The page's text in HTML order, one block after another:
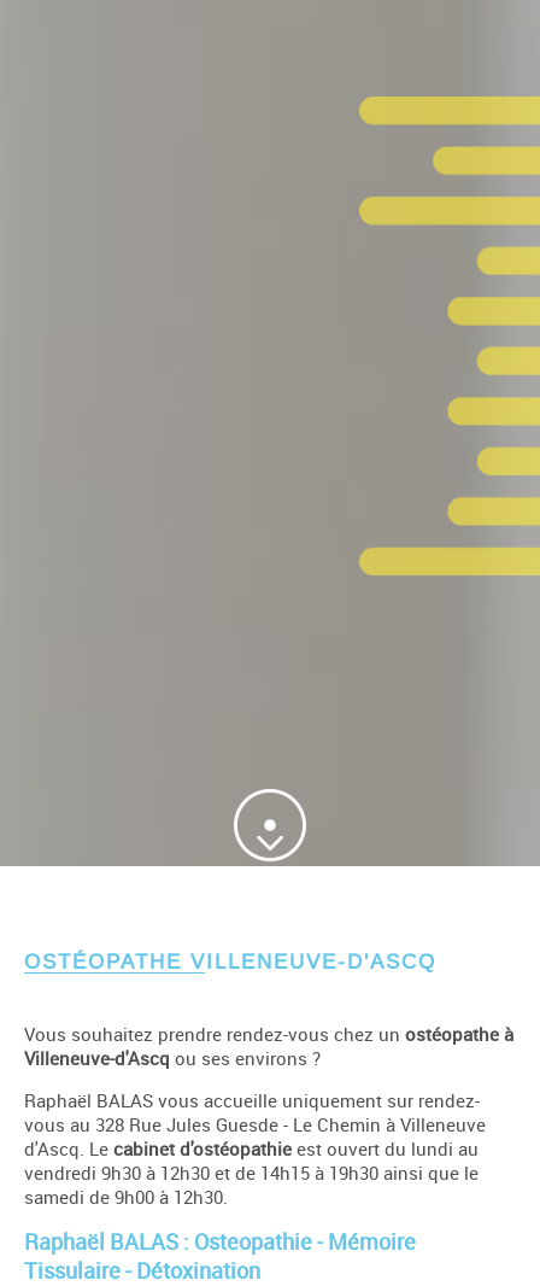
OSTÉOPATHE VILLENEUVE-D'ASCQ
Vous souhaitez prendre rendez-vous chez un ostéopathe à
Villeneuve-d'Ascq ou ses environs ?
Raphaël BALAS vous accueille uniquement sur rendez-
vous au 328 Rue Jules Guesde - Le Chemin à Villeneuve
d'Ascq. Le cabinet d'ostéopathie est ouvert du lundi au
vendredi 9h30 à 12h30 et de 14h15 à 19h30 ainsi que le
samedi de 9h00 à 12h30.
Raphaël BALAS : Osteopathie - Mémoire
Tissulaire - Détoxination